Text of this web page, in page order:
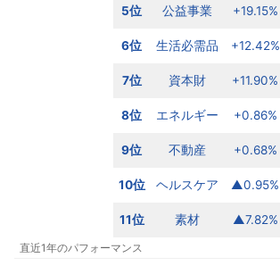
5位 公益事業 +19.15%
6位 生活必需品 +12.42%
7位 資本財 +11.90%
8位 エネルギー +0.86%
9位 不動産 +0.68%
10位 ヘルスケア ▲0.95%
11位 素材 ▲7.82%
直近1年のパフォーマンス